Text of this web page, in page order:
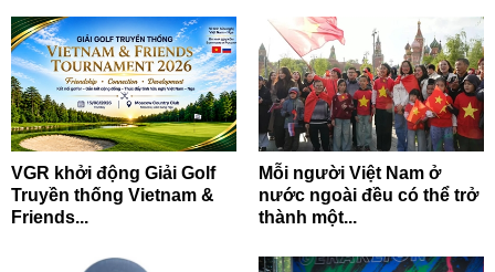
VGR khởi động Giải Golf
Truyền thống Vietnam &
Friends...
Mỗi người Việt Nam ở
nước ngoài đều có thể trở
thành một...